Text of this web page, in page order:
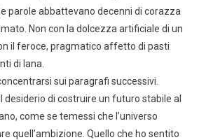
parole abbattevano decenni di corazza
Non con la dolcezza artificiale di un
il feroce, pragmatico affetto di pasti
di lana.
sui paragrafi successivi.
desiderio di costruire un futuro stabile al
come se temessi che l’universo
quell’ambizione. Quello che ho sentito